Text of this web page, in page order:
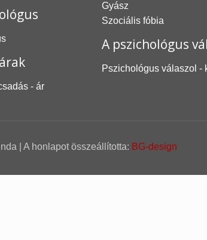
- ár
Gyász
Szociális fóbia
A pszichológus
Pszichológus válaszol -
| A honlapot összeállította: BG-design